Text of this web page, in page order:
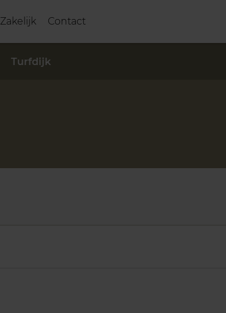
Zakelijk Contact
Turfdijk